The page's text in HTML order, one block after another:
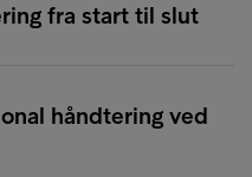
fra start til slut
håndtering ved